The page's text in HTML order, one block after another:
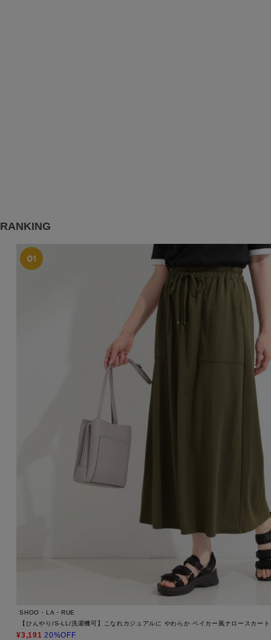
RANKING
SHOO・LA・RUE
【ひんやり/S-LL/洗濯機可】こなれカジュアルに やわらか ベイカー風ナロースカート
¥3,191 20%OFF